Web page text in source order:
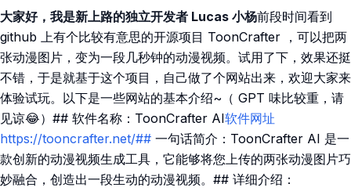
大家好，我是新上路的独立开发者 Lucas 小杨前段时间看到
github 上有个比较有意思的开源项目 ToonCrafter ，可以把两
张动漫图片，变为一段几秒钟的动漫视频。试用了下，效果还挺
不错，于是就基于这个项目，自己做了个网站出来，欢迎大家来
体验试玩。以下是一些网站的基本介绍~（ GPT 味比较重，请
见谅😂）## 软件名称：ToonCrafter AI软件网址
https://tooncrafter.net/## 一句话简介：ToonCrafter AI 是一
款创新的动漫视频生成工具，它能够将您上传的两张动漫图片巧
妙融合，创造出一段生动的动漫视频。## 详细介绍：